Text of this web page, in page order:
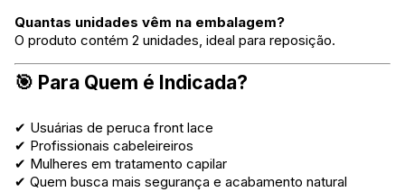
Quantas unidades vêm na embalagem?
O produto contém 2 unidades, ideal para reposição.
🎯 Para Quem é Indicada?
✔ Usuárias de peruca front lace
✔ Profissionais cabeleireiros
✔ Mulheres em tratamento capilar
✔ Quem busca mais segurança e acabamento natural